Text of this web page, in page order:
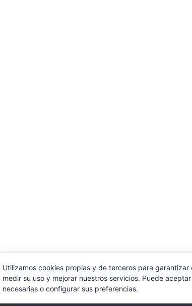
BY WORDPRESS
Utilizamos cookies propias y de terceros para garantizar
medir su uso y mejorar nuestros servicios. Puede
necesarias o configurar sus preferencias.